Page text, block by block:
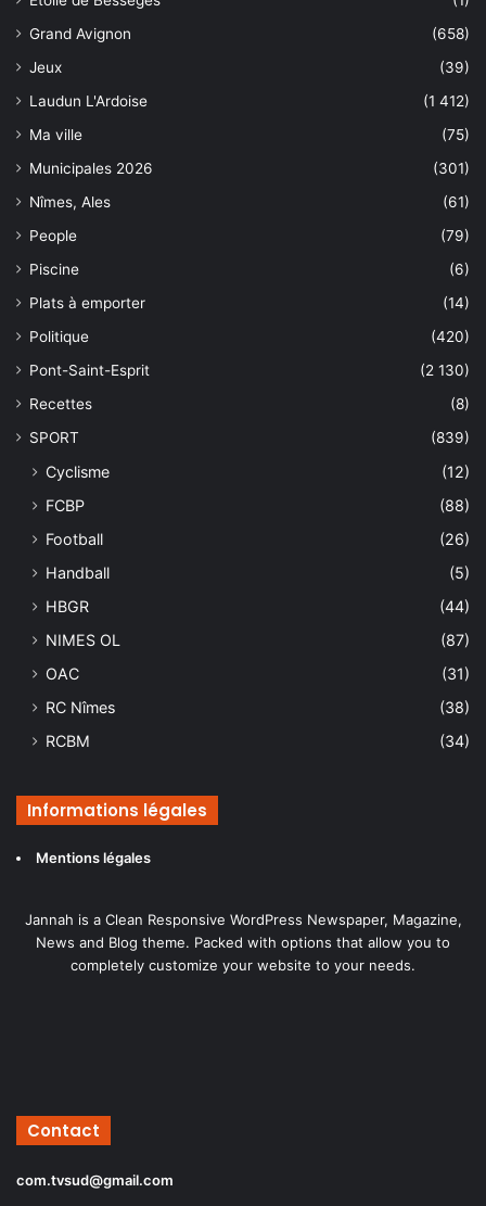
Grand Avignon
(658)
Jeux
(39)
Laudun L'Ardoise
(1 412)
Ma ville
(75)
Municipales 2026
(301)
Nîmes, Ales
(61)
People
(79)
Piscine
(6)
Plats à emporter
(14)
Politique
(420)
Pont-Saint-Esprit
(2 130)
Recettes
(8)
SPORT
(839)
Cyclisme
(12)
FCBP
(88)
Football
(26)
Handball
(5)
HBGR
(44)
NIMES OL
(87)
OAC
(31)
RC Nîmes
(38)
RCBM
(34)
Informations légales
Mentions légales
Jannah is a Clean Responsive WordPress Newspaper, Magazine,
News and Blog theme. Packed with options that allow you to
completely customize your website to your needs.
Contact
com.tvsud@gmail.com